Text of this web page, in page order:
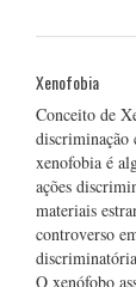
Xenofobia
Conceito de
discriminação
xenofobia é
ações
materiais
controverso
O xenófobo